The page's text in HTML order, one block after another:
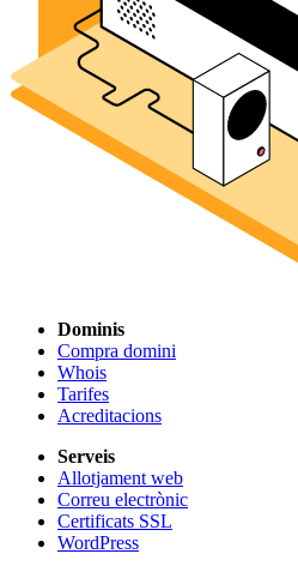
Dominis
Compra domini
Whois
Tarifes
Acreditacions
Serveis
Allotjament web
Correu electrònic
Certificats SSL
WordPress